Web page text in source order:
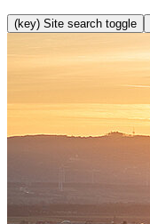
(key) Site search toggle